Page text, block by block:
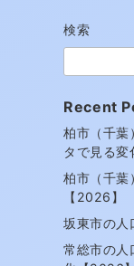
検索
Recent
柏市（千葉
タで見る変
柏市（千葉
【2026】
坂東市の人
常総市の人